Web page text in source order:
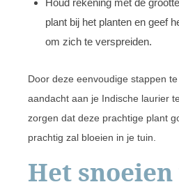
plant bij het planten en geef
om zich te verspreiden.
Door deze eenvoudige stappen
aandacht aan je Indische laurier
zorgen dat deze prachtige plant
prachtig zal bloeien in je tuin.
Het